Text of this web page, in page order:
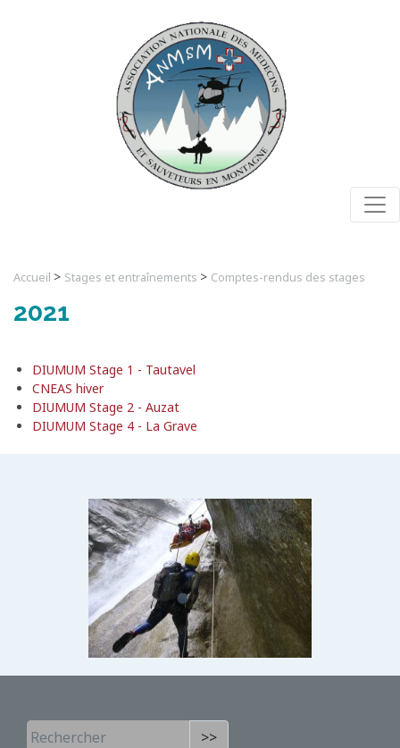
>>
Accueil > Stages et entraînements > Comptes-rendus des stages
2021
DIUMUM Stage 1 - Tautavel
CNEAS hiver
DIUMUM Stage 2 - Auzat
DIUMUM Stage 4 - La Grave